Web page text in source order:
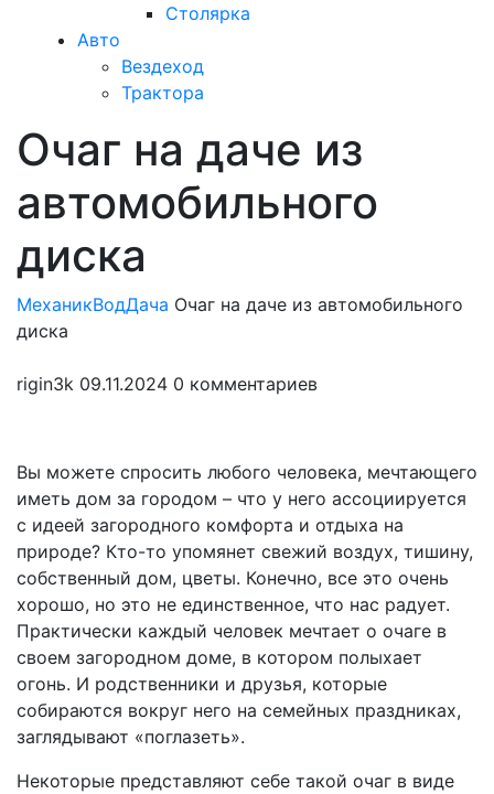
Столярка
Авто
Вездеход
Трактора
Закрыть
меню
Очаг на даче из
автомобильного
диска
МеханикВодДача Очаг на даче из автомобильного
диска
rigin3k 09.11.2024 0 комментариев
Вы можете спросить любого человека, мечтающего
иметь дом за городом – что у него ассоциируется
с идеей загородного комфорта и отдыха на
природе? Кто-то упомянет свежий воздух, тишину,
собственный дом, цветы. Конечно, все это очень
хорошо, но это не единственное, что нас радует.
Практически каждый человек мечтает о очаге в
своем загородном доме, в котором полыхает
огонь. И родственники и друзья, которые
собираются вокруг него на семейных праздниках,
заглядывают «поглазеть».
Некоторые представляют себе такой очаг в виде